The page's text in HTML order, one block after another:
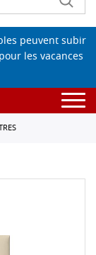
peuvent subir
les vacances